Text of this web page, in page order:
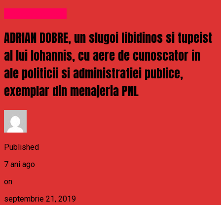
ADRIAN DOBRE, un slugoi libidinos si tupeist
al lui Iohannis, cu aere de cunoscator in
ale politicii si administratiei publice,
exemplar din menajeria PNL
Published
7 ani ago
on
septembrie 21, 2019